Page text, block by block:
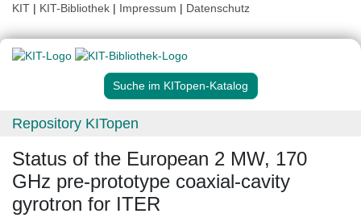
KIT | KIT-Bibliothek | Impressum | Datenschutz
Suche im KITopen-Katalog
Repository KITopen
Status of the European 2 MW, 170
GHz pre-prototype coaxial-cavity
gyrotron for ITER